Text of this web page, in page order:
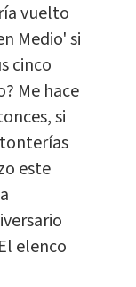
vuelto
Medio' si
cinco
Me hace
si
este
elenco